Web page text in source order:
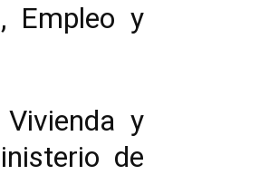
Empleo y
y
de